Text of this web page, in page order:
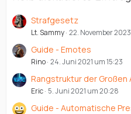
Strafgesetz
Lt. Sammy 22. November
Guide - Emotes
Rino 24. Juni 2021 um 15:23
Rangstruktur der Großen
Eric 5. Juni 2021 um 20:28
Guide - Automatische